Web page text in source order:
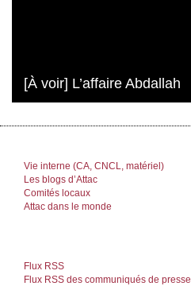
[À voir] L’affaire Abdallah
Vie interne (CA, CNCL, matériel)
Les blogs d’Attac
Comités locaux
Attac dans le monde
Flux RSS
Flux RSS des communiqués de presse